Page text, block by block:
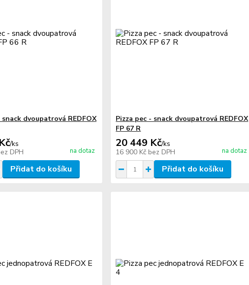
snack dvoupatrová REDFOX
/ks
DPH na dotaz
Přidat do košíku
Pizza pec - snack dvoupatrová REDFOX
FP 67 R
20 449 Kč/ks
16 900 Kč bez DPH na dotaz
Přidat do košíku